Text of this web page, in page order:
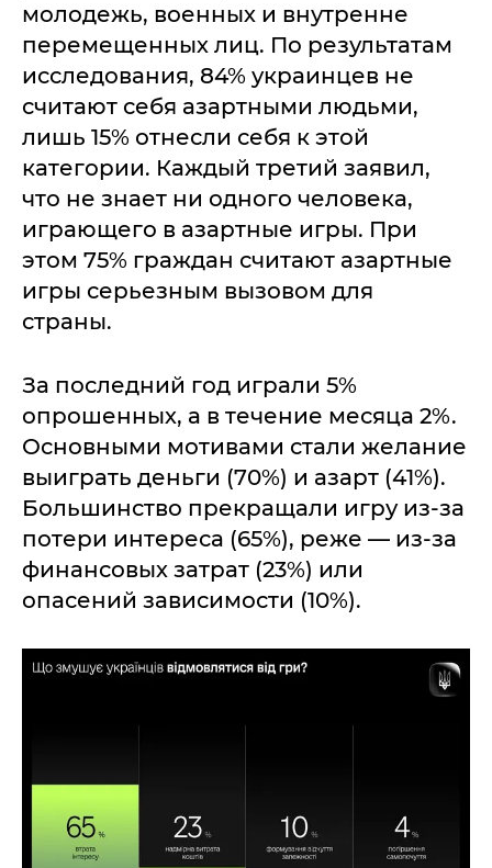
молодежь, военных и внутренне
перемещенных лиц. По результатам
исследования, 84% украинцев не
считают себя азартными людьми,
лишь 15% отнесли себя к этой
категории. Каждый третий заявил,
что не знает ни одного человека,
играющего в азартные игры. При
этом 75% граждан считают азартные
игры серьезным вызовом для
страны.
За последний год играли 5%
опрошенных, а в течение месяца 2%.
Основными мотивами стали желание
выиграть деньги (70%) и азарт (41%).
Большинство прекращали игру из-за
потери интереса (65%), реже — из-за
финансовых затрат (23%) или
опасений зависимости (10%).